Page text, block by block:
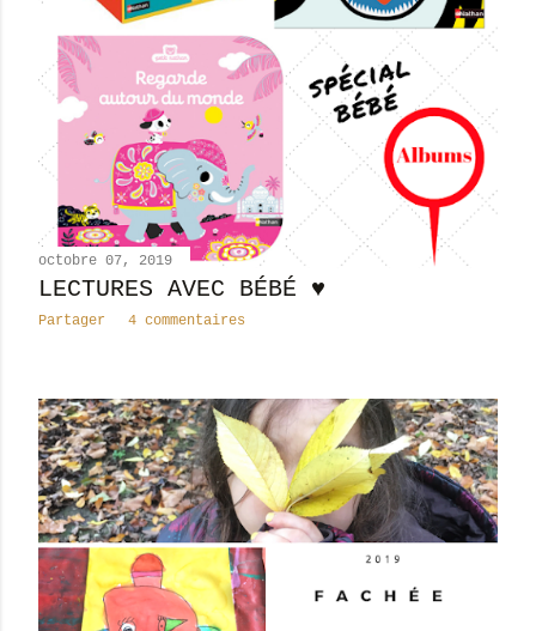
octobre 07, 2019
LECTURES AVEC BÉBÉ ♥
Partager 4 commentaires